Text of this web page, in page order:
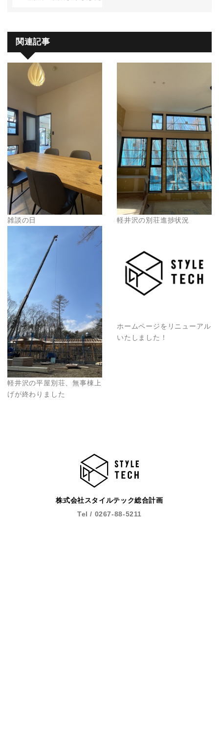
関連記事
雑談の日 軽井沢の別荘進捗状況
軽井沢の平屋別荘、無事棟上
げが終わりました
ホームページをリニューアル
いたしました！
株式会社スタイルテック総合計画
Tel / 0267-88-5211